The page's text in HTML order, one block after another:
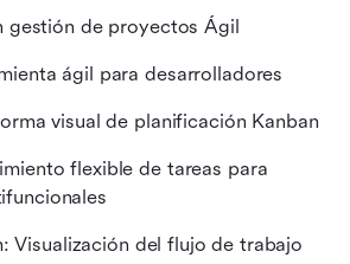
gestión de proyectos Ágil
ágil para desarrolladores
visual de planificación Kanban
flexible de tareas para
Visualización del flujo de trabajo